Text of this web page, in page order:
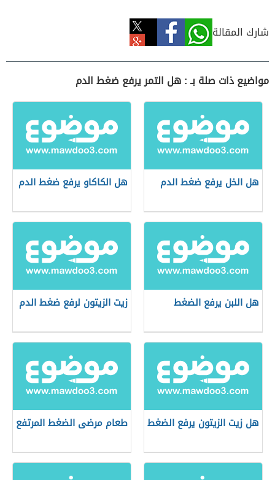
شارك المقالة
مواضيع ذات صلة بـ : هل التمر يرفع ضغط الدم
هل الخل يرفع ضغط الدم هل الكاكاو يرفع ضغط الدم
هل اللبن يرفع الضغط زيت الزيتون لرفع ضغط الدم
هل زيت الزيتون يرفع الضغط طعام مرضى الضغط المرتفع